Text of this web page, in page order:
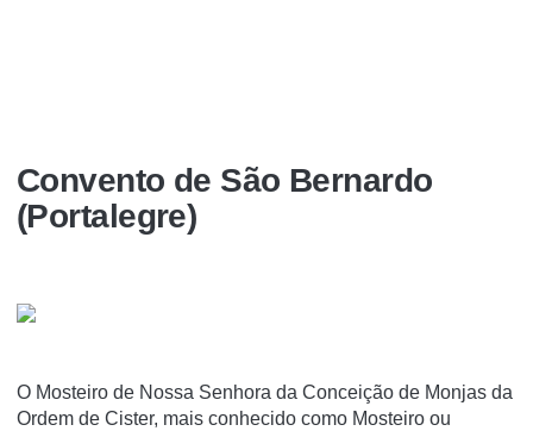
Convento de São Bernardo
(Portalegre)
O Mosteiro de Nossa Senhora da Conceição de Monjas da
Ordem de Cister, mais conhecido como Mosteiro ou